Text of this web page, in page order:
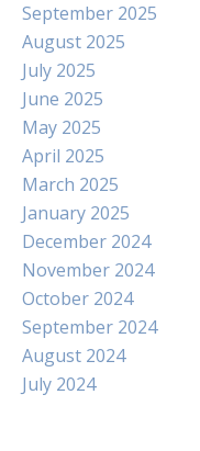
September 2025
August 2025
July 2025
June 2025
May 2025
April 2025
March 2025
January 2025
December 2024
November 2024
October 2024
September 2024
August 2024
July 2024